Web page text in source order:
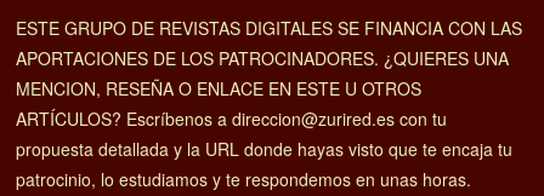
ESTE GRUPO DE REVISTAS DIGITALES SE FINANCIA CON LAS
APORTACIONES DE LOS PATROCINADORES. ¿QUIERES UNA
MENCION, RESEÑA O ENLACE EN ESTE U OTROS
ARTÍCULOS? Escríbenos a direccion@zurired.es con tu
propuesta detallada y la URL donde hayas visto que te encaja tu
patrocinio, lo estudiamos y te respondemos en unas horas.